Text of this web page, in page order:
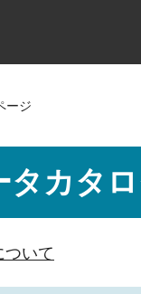
ージ
タカタ
ついて